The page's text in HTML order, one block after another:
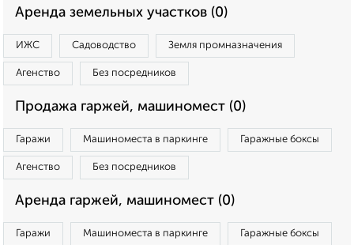
Аренда земельных участков (0)
ИЖС Садоводство Земля промназначения
Агенство Без посредников
Продажа гаржей, машиномест (0)
Гаражи Машиноместа в паркинге Гаражные боксы
Агенство Без посредников
Аренда гаржей, машиномест (0)
Гаражи Машиноместа в паркинге Гаражные боксы